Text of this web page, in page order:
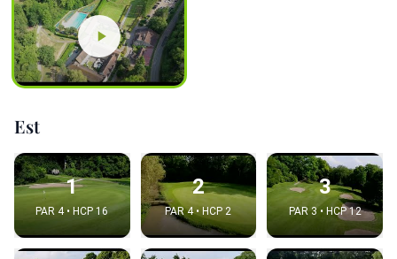
Est
1
PAR 4 • HCP 16
2
PAR 4 • HCP 2
3
PAR 3 • HCP 12